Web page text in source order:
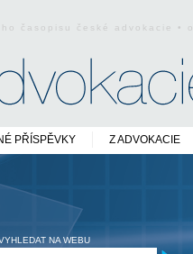
časopisu české advokacie
PŘÍSPĚVKY Z ADVOKACIE
NA WEBU